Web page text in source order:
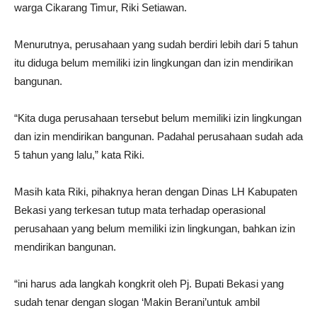
warga Cikarang Timur, Riki Setiawan.
Menurutnya, perusahaan yang sudah berdiri lebih dari 5 tahun
itu diduga belum memiliki izin lingkungan dan izin mendirikan
bangunan.
“Kita duga perusahaan tersebut belum memiliki izin lingkungan
dan izin mendirikan bangunan. Padahal perusahaan sudah ada
5 tahun yang lalu,” kata Riki.
Masih kata Riki, pihaknya heran dengan Dinas LH Kabupaten
Bekasi yang terkesan tutup mata terhadap operasional
perusahaan yang belum memiliki izin lingkungan, bahkan izin
mendirikan bangunan.
“ini harus ada langkah kongkrit oleh Pj. Bupati Bekasi yang
sudah tenar dengan slogan ‘Makin Berani’untuk ambil